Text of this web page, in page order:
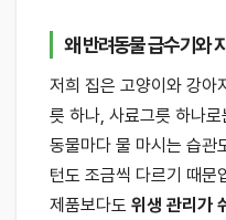
왜 반려동물 급수기와
저희 집은 고양이와 강아
릇 하나, 사료그릇 하나
동물마다 물 마시는 습관
턴도 조금씩 다르기 때문
제품보다도 위생 관리가